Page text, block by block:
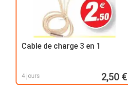
Cable de charge 3 en 1
4 jours 2,50 €